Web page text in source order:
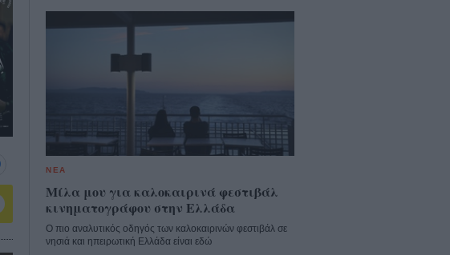
ΝΕΑ
Μίλα μου για καλοκαιρινά φεστιβάλ
κινηματογράφου στην Ελλάδα
Ο πιο αναλυτικός οδηγός των καλοκαιρινών φεστιβάλ σε
νησιά και ηπειρωτική Ελλάδα είναι εδώ